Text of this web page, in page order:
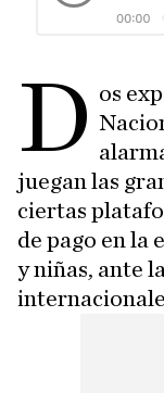
D os
juegan las
ciertas
de pago en la
y niñas, ante